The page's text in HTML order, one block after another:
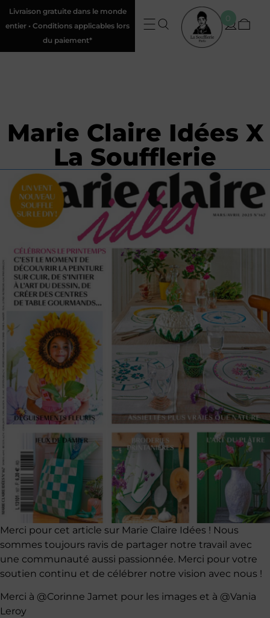
Livraison gratuite dans le monde
entier • Conditions applicables lors
du paiement*
0
Marie Claire Idées X
La Soufflerie
Merci pour cet article sur Marie Claire Idées ! Nous
sommes toujours ravis de partager notre travail avec
une communauté aussi passionnée. Merci pour votre
soutien continu et de célébrer notre vision avec nous !
Merci à @Corinne Jamet pour les images et à @Vania
Leroy